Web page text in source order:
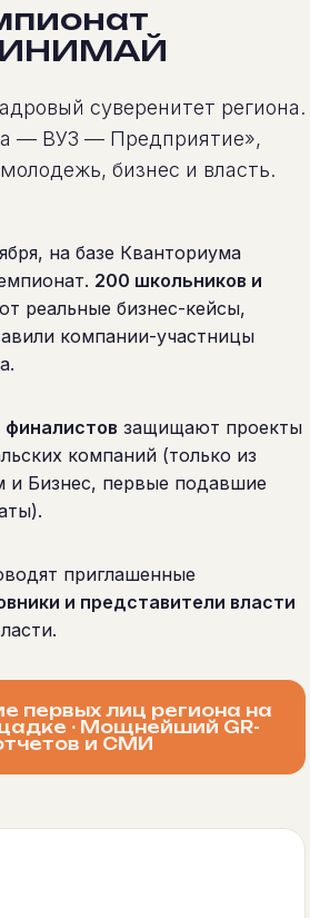
суверенитет региона.
— ВУЗ — Предприятие»,
бизнес и власть.
на базе Кванториума
200 школьников и
реальные бизнес-кейсы,
компании-участницы
финалистов защищают проекты
компаний (только из
и Бизнес, первые подавшие
приглашенные
и представители власти
первых лиц региона на
· Мощнейший GR-
и СМИ